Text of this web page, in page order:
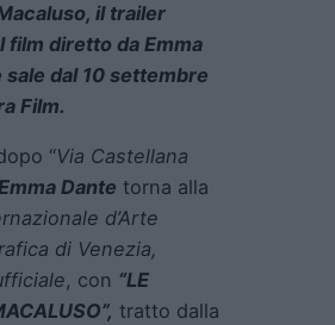
il trailer
film diretto da Emma
sale dal 10 settembre
Film.
“Via Castellana
Dante torna alla
d’Arte
di Venezia,
, con “LE
tratto dalla